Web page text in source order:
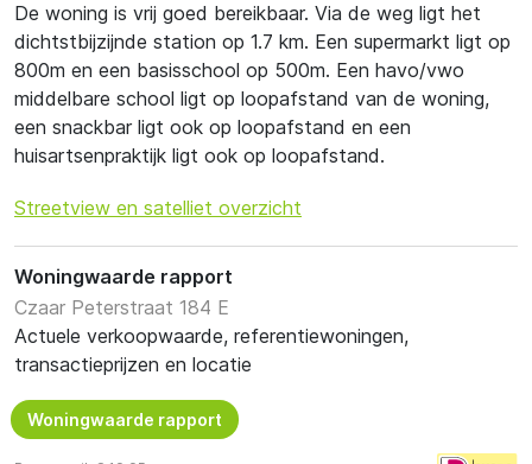
De woning is vrij goed bereikbaar. Via de weg ligt het
dichtstbijzijnde station op 1.7 km. Een supermarkt ligt op
800m en een basisschool op 500m. Een havo/vwo
middelbare school ligt op loopafstand van de woning,
een snackbar ligt ook op loopafstand en een
huisartsenpraktijk ligt ook op loopafstand.
Streetview en satelliet overzicht
Woningwaarde rapport
Czaar Peterstraat 184 E
Actuele verkoopwaarde, referentiewoningen,
transactieprijzen en locatie
Woningwaarde rapport